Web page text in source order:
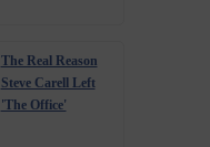
The Real Reason
Steve Carell Left
'The Office'